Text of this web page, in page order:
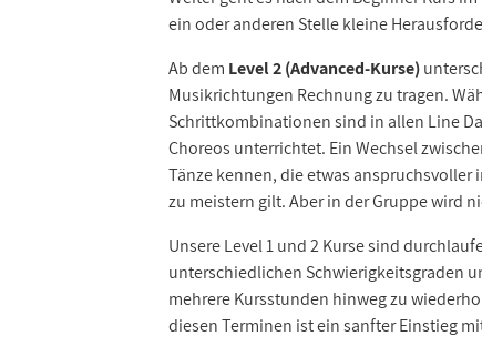
ein oder anderen Stelle kleine
Ab dem Level 2(Advanced-Kurse)
Musikrichtungen Rechnung zu tragen.
Schrittkombinationen sind in allen Line
Choreos unterrichtet. Ein Wechsel
Tänze kennen, die etwas
zu meistern gilt. Aber in der Gruppe wird
Unsere Level 1 und 2 Kurse sind
unterschiedlichen Schwierigkeitsgraden
mehrere Kursstunden hinweg zu
diesen Terminen ist ein sanfter Einstieg